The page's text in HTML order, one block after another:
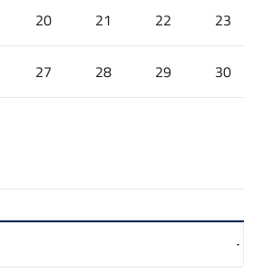
20 21 22 23
27 28 29 30